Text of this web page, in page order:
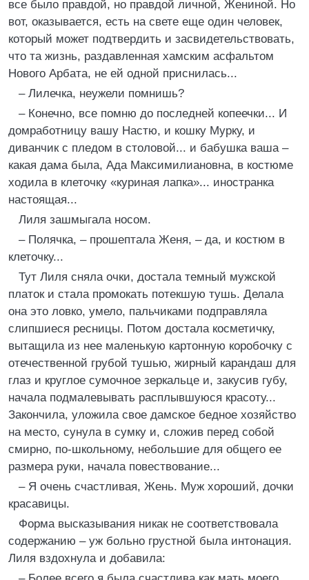
все было правдой, но правдой личной, Жениной. Но
вот, оказывается, есть на свете еще один человек,
который может подтвердить и засвидетельствовать,
что та жизнь, раздавленная хамским асфальтом
Нового Арбата, не ей одной приснилась...
– Лилечка, неужели помнишь?
– Конечно, все помню до последней копеечки... И
домработницу вашу Настю, и кошку Мурку, и
диванчик с пледом в столовой... и бабушка ваша –
какая дама была, Ада Максимилиановна, в костюме
ходила в клеточку «куриная лапка»... иностранка
настоящая...
Лиля зашмыгала носом.
– Полячка, – прошептала Женя, – да, и костюм в
клеточку...
Тут Лиля сняла очки, достала темный мужской
платок и стала промокать потекшую тушь. Делала
она это ловко, умело, пальчиками подправляла
слипшиеся ресницы. Потом достала косметичку,
вытащила из нее маленькую картонную коробочку с
отечественной грубой тушью, жирный карандаш для
глаз и круглое сумочное зеркальце и, закусив губу,
начала подмалевывать расплывшуюся красоту...
Закончила, уложила свое дамское бедное хозяйство
на место, сунула в сумку и, сложив перед собой
смирно, по-школьному, небольшие для общего ее
размера руки, начала повествование...
– Я очень счастливая, Жень. Муж хороший, дочки
красавицы.
Форма высказывания никак не соответствовала
содержанию – уж больно грустной была интонация.
Лиля вздохнула и добавила: